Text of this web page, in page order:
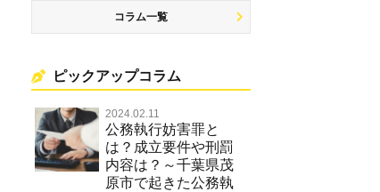
コラム一覧
ピックアップコラム
2024.02.11
公務執行妨害罪と
は？成立要件や刑罰
内容は？～千葉県茂
原市で起きた公務執